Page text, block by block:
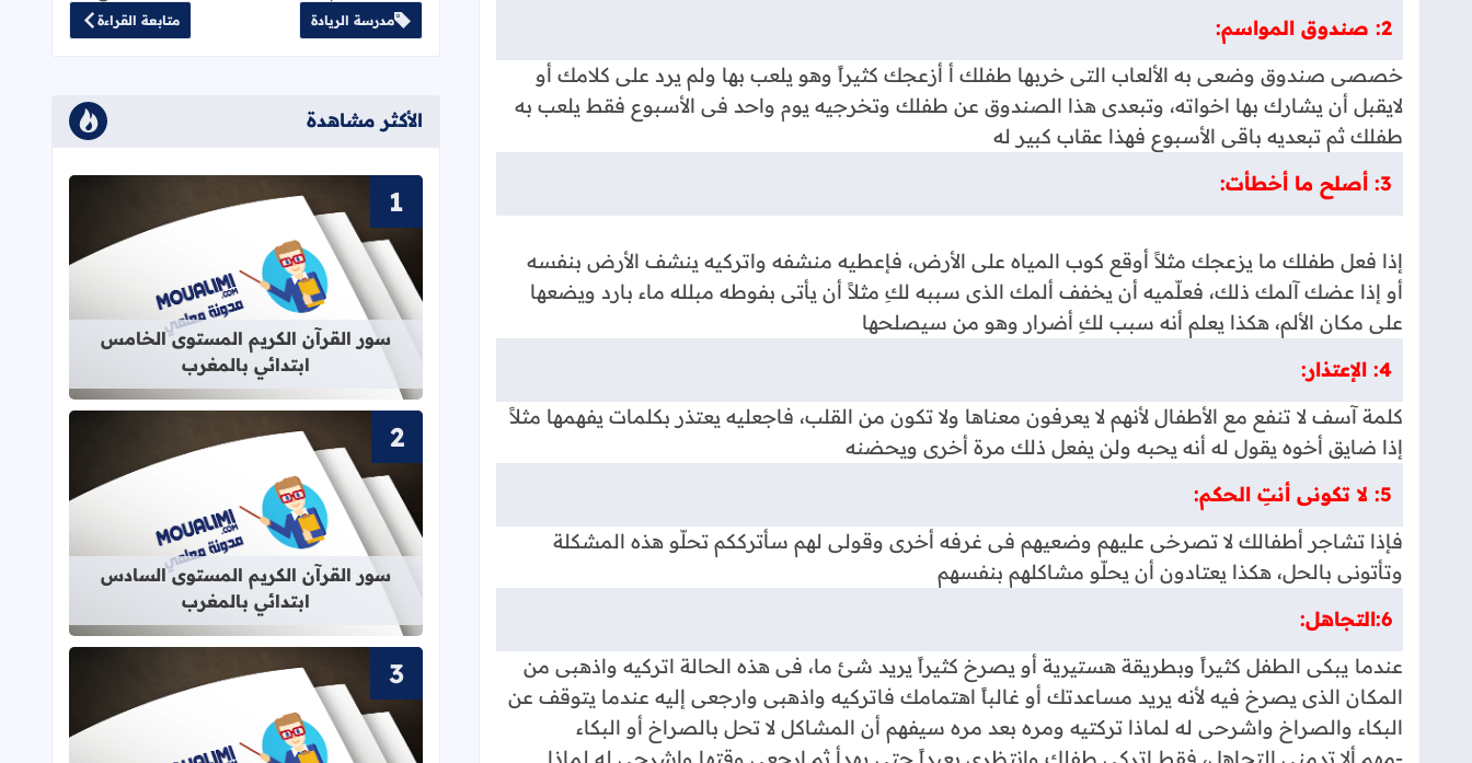
2: صندوق المواسم:
خصصى صندوق وضعى به الألعاب التى خربها طفلك أ أزعجك كثيراً وهو يلعب بها ولم يرد على كلامك أو
لايقبل أن يشارك بها اخواته، وتبعدى هذا الصندوق عن طفلك وتخرجيه يوم واحد فى الأسبوع فقط يلعب به
طفلك ثم تبعديه باقى الأسبوع فهذا عقاب كبير له
3: أصلح ما أخطأت:
إذا فعل طفلك ما يزعجك مثلاً أوقع كوب المياه على الأرض، فإعطيه منشفه واتركيه ينشف الأرض بنفسه
أو إذا عضك آلمك ذلك، فعلّميه أن يخفف ألمك الذى سببه لكِ مثلاً أن يأتى بفوطه مبلله ماء بارد ويضعها
على مكان الألم، هكذا يعلم أنه سبب لكِ أضرار وهو من سيصلحها
4: الإعتذار:
كلمة آسف لا تنفع مع الأطفال لأنهم لا يعرفون معناها ولا تكون من القلب، فاجعليه يعتذر بكلمات يفهمها مثلاً
إذا ضايق أخوه يقول له أنه يحبه ولن يفعل ذلك مرة أخرى ويحضنه
5: لا تكونى أنتِ الحكم:
فإذا تشاجر أطفالك لا تصرخى عليهم وضعيهم فى غرفه أخرى وقولى لهم سأترككم تحلّو هذه المشكلة
وتأتونى بالحل، هكذا يعتادون أن يحلّو مشاكلهم بنفسهم
6:التجاهل:
عندما يبكى الطفل كثيراً وبطريقة هستيرية أو يصرخ كثيراً يريد شئ ما، فى هذه الحالة اتركيه واذهبى من
المكان الذى يصرخ فيه لأنه يريد مساعدتك أو غالباً اهتمامك فاتركيه واذهبى وارجعى إليه عندما يتوقف عن
البكاء والصراخ واشرحى له لماذا تركتيه ومره بعد مره سيفهم أن المشاكل لا تحل بالصراخ أو البكاء
مدرسة الريادة متابعة القراءة
الأكثر مشاهدة
قراءة المزيد عن سور القرآن الكريم
سور القرآن الكريم المستوى الخامس
ابتدائي بالمغرب
قراءة المزيد عن سور القرآن الكريم
سور القرآن الكريم المستوى السادس
ابتدائي بالمغرب